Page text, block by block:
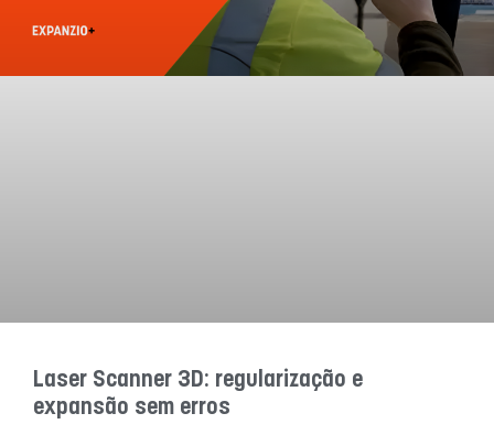
Laser Scanner 3D: regularização e
expansão sem erros